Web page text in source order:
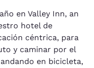
en Valley Inn, an
hotel de
céntrica, para
y caminar por el
en bicicleta,